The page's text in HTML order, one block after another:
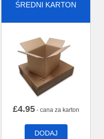
ŚREDNI KARTON
£4.95- cana za karton
DODAJ